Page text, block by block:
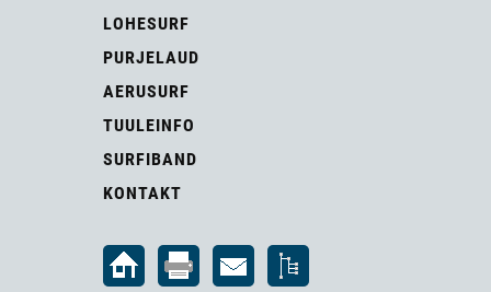
LOHESURF
PURJELAUD
AERUSURF
TUULEINFO
SURFIBAND
KONTAKT